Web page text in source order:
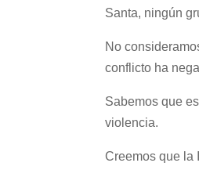
Santa, ningún
No
conflicto ha
Sabemos que
violencia.
Creemos que la